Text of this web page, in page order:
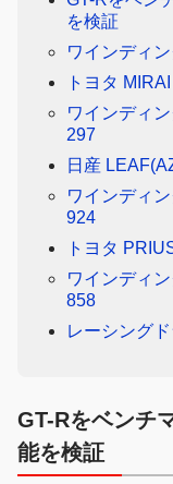
を検証
ワインディ
トヨタ
ワインディ
297
日産
ワインディ
924
トヨタ
ワインディ
858
レーシング
GT-Rをベンチ
能を検証